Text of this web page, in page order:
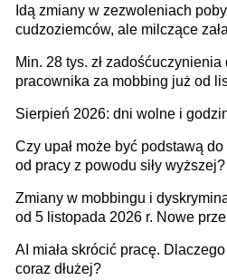
dni od ustania stosunku pracy
Idą zmiany w zezwoleniach
cudzoziemców, ale milczące
Min. 28 tys. zł zadośćuczynienia
pracownika za mobbing już od
zespołu
Sierpień 2026: dni wolne i
Czy upał może być podstawą
od pracy z powodu siły
Zmiany w mobbingu i
od 5 listopada 2026 r. Nowe
Ustaw
AI miała skrócić pracę.
coraz dłużej?